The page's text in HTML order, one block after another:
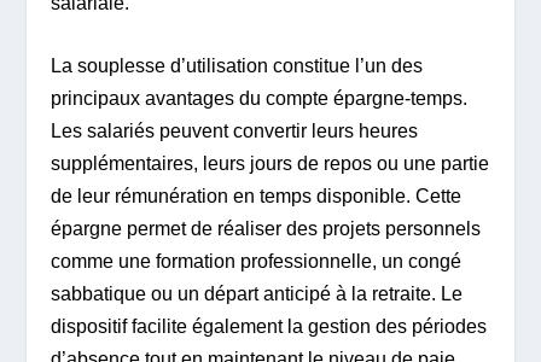
La souplesse d’utilisation constitue l’un des
principaux avantages du compte épargne-temps.
Les salariés peuvent convertir leurs heures
supplémentaires, leurs jours de repos ou une partie
de leur rémunération en temps disponible. Cette
épargne permet de réaliser des projets personnels
comme une formation professionnelle, un congé
sabbatique ou un départ anticipé à la retraite. Le
dispositif facilite également la gestion des périodes